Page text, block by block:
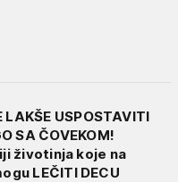
LAKŠE USPOSTAVITI
SA ČOVEKOM!
životinja koje na
LEČITI DECU